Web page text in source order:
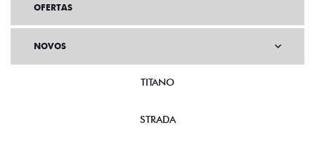
OFERTAS
NOVOS
TITANO
STRADA